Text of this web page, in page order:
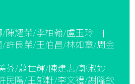
/陳耀榮/李柏翰/盧玉玲
|
/許良榮/王伯昌/林如章/周金
芬/蕭世輝/陳建志/郭淑妙
民陽/王郁軒/李文禮/謝隆欽